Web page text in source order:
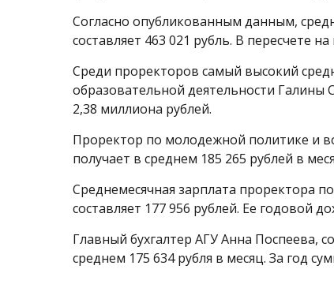
Согласно опубликованным данным,
составляет 463 021 рубль. В пересчете
Среди проректоров самый высокий
образовательной деятельности Галины
2,38 миллиона рублей.
Проректор по молодежной политике и
получает в среднем 185 265 рублей в
Среднемесячная зарплата проректора
составляет 177 956 рублей. Ее годовой
Главный бухгалтер АГУ Анна Поспеева,
среднем 175 634 рубля в месяц. За год